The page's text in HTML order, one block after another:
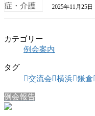
2025年11月25日
カテゴリー
例会案内
タグ
交流会
横浜 鎌倉
例会報告